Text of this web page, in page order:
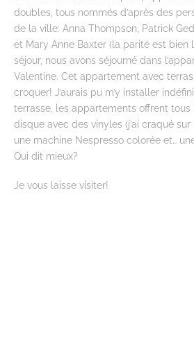
doubles, tous nommés d’après des
de la ville: Anna Thompson, Patrick
et Mary Anne Baxter (la parité est bien
séjour, nous avons séjourné dans
Valentine. Cet appartement avec
croquer! J’aurais pu m’y installer
terrasse, les appartements offrent tous
disque avec des vinyles (j’ai craqué
une machine Nespresso colorée et…
Qui dit mieux?
Je vous laisse visiter!